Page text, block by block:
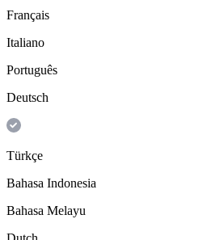
Français
Italiano
Português
Deutsch
Türkçe
Bahasa Indonesia
Bahasa Melayu